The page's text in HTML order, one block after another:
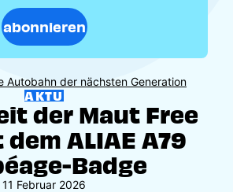
abonnieren
Autobahn der nächsten Generation
AKTU
der Maut Free
ALIAE A79
Badge
11 Februar 2026